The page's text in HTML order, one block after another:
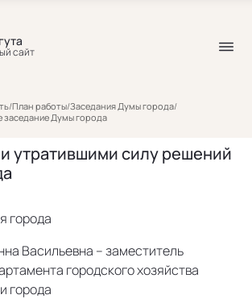
сайт
/План работы/Заседания Думы города/
заседание Думы города
утратившими силу решений
города
Васильевна – заместитель
городского хозяйства
города